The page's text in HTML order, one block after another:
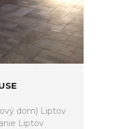
dom) Liptov
Liptov